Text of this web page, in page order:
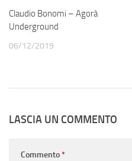
Claudio Bonomi – Agorà
Underground
06/12/2019
LASCIA UN COMMENTO
Commento*